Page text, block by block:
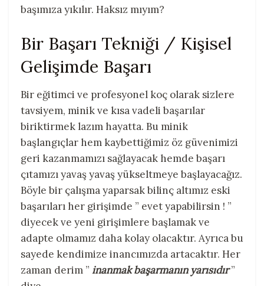
başımıza yıkılır. Haksız mıyım?
Bir Başarı Tekniği / Kişisel
Gelişimde Başarı
Bir eğitimci ve profesyonel koç olarak sizlere
tavsiyem, minik ve kısa vadeli başarılar
biriktirmek lazım hayatta. Bu minik
başlangıçlar hem kaybettiğimiz öz güvenimizi
geri kazanmamızı sağlayacak hemde başarı
çıtamızı yavaş yavaş yükseltmeye başlayacağız.
Böyle bir çalışma yaparsak bilinç altımız eski
başarıları her girişimde ” evet yapabilirsin ! ”
diyecek ve yeni girişimlere başlamak ve
adapte olmamız daha kolay olacaktır. Ayrıca bu
sayede kendimize inancımızda artacaktır. Her
zaman derim ” inanmak başarmanın yarısıdır”